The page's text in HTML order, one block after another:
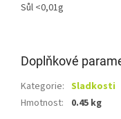
Sůl <0,01g
Doplňkové
Kategorie: Sladkosti
Hmotnost: 0.45 kg